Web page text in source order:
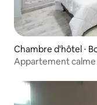
Chambre d'hôtel ⋅
Appartement calme